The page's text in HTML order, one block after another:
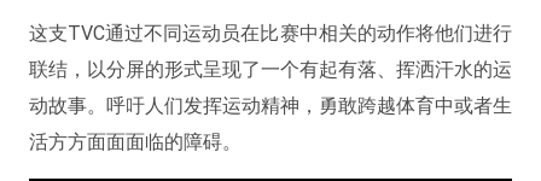
这支TVC通过不同运动员在比赛中相关的动作将他们进行
联结，以分屏的形式呈现了一个有起有落、挥洒汗水的运
动故事。呼吁人们发挥运动精神，勇敢跨越体育中或者生
活方方面面面临的障碍。